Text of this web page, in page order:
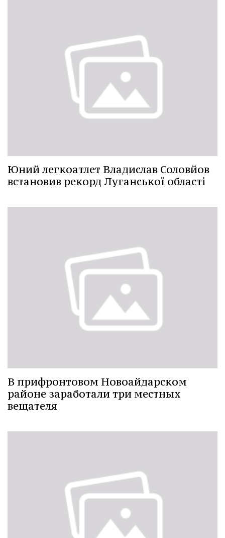
Юний легкоатлет Владислав Соловйов
встановив рекорд Луганської області
В прифронтовом Новоайдарском
районе заработали три местных
вещателя